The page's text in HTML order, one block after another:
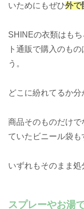
いためにもぜひ外で
SHINEの衣類はも
ト通販で購入のも
う。
どこに紛れてるか分
商品そのものだけ
ていたビニール袋も
いずれもそのまま処
スプレーやお湯